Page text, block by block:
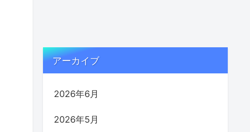
アーカイブ
2026年6月
2026年5月